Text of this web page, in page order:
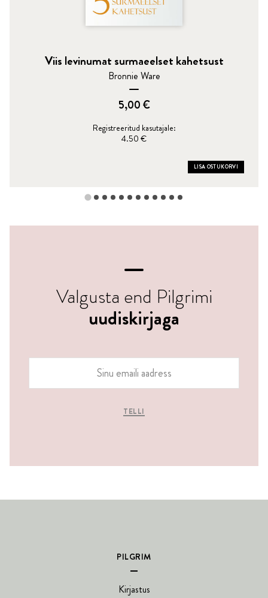
Viis levinumat surmaeelset kahetsust
Bronnie Ware
5,00€
Registreeritud kasutajale:
4.50 €
LISA OSTUKORVI
Valgusta end Pilgrimi
uudiskirjaga
TELLI
PILGRIM
Kirjastus